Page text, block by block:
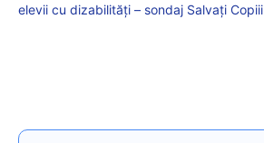
elevii cu dizabilități – sondaj Salvați Copiii